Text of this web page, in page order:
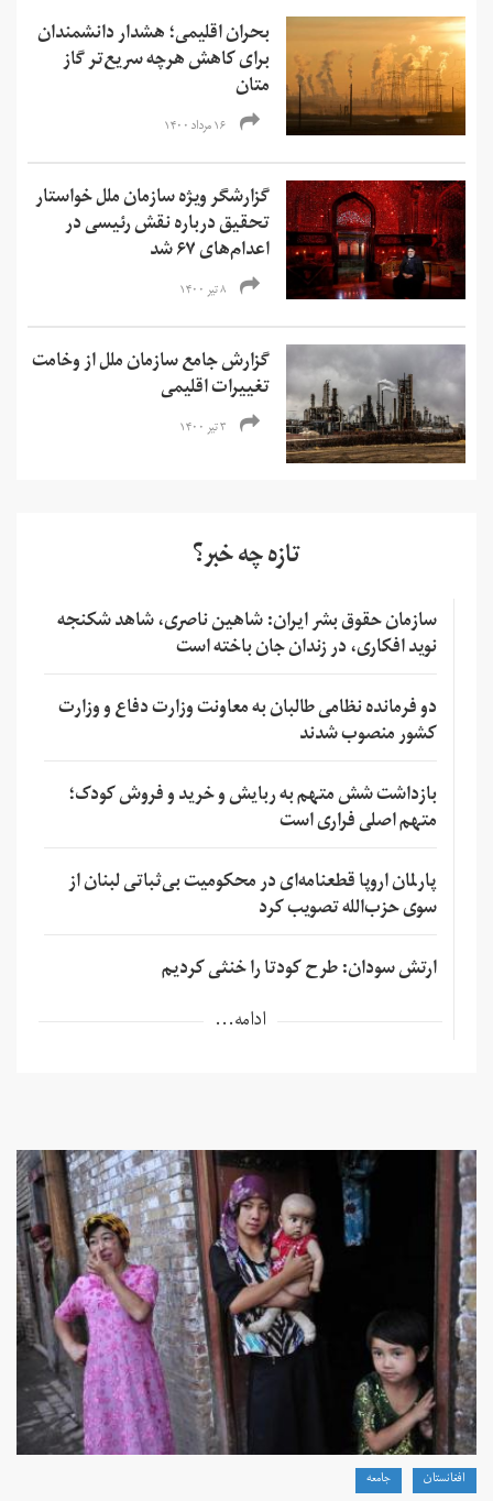
بحران اقلیمی؛ هشدار دانشمندان
برای کاهش هرچه سریع‌تر گاز
متان
۱۶ مرداد ۱۴۰۰
گزارشگر ویژه سازمان ملل خواستار
تحقیق درباره نقش رئیسی در
اعدام‌های ۶۷ شد
۸ تیر ۱۴۰۰
گزارش جامع سازمان ملل از وخامت
تغییرات اقلیمی
۳ تیر ۱۴۰۰
تازه چه خبر؟
سازمان حقوق بشر ایران: شاهین ناصری، شاهد شکنجه
نوید افکاری، در زندان جان باخته است
دو فرمانده نظامی طالبان به معاونت وزارت دفاع و وزارت
کشور منصوب شدند
بازداشت شش متهم به ربایش و خرید و فروش کودک؛
متهم اصلی فراری است
پارلمان اروپا قطعنامه‌ای در محکومیت بی‌ثباتی لبنان از
سوی حزب‌الله تصویب کرد
ارتش سودان: طرح کودتا را خنثی کردیم
ادامه...
افغانستان جامعه